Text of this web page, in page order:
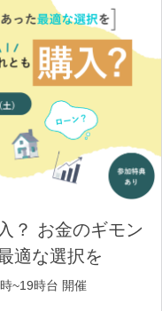
？ お金のギモン
適な選択を
~19時台 開催